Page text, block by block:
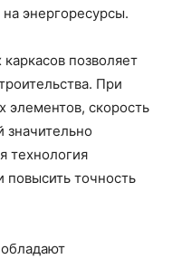
энергоресурсы.
позволяет
При
элементов, скорость
значительно
технология
повысить точность